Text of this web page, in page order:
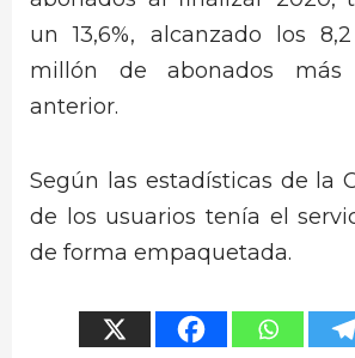
un 13,6%, alcanzado los
millón de abonados
anterior.
Según las estadísticas de la
de los usuarios tenía el
de forma empaquetada.